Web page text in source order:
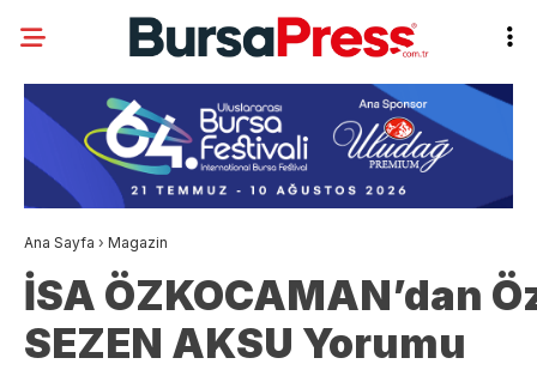
Ana Sayfa › Magazin
İSA ÖZKOCAMAN’dan
SEZEN AKSU Yorumu